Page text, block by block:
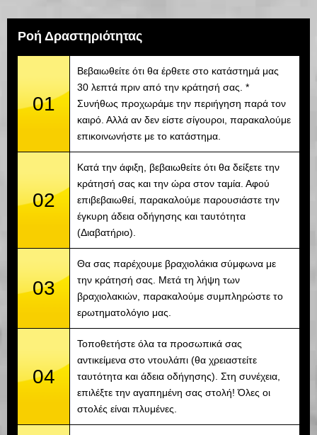
Ροή Δραστηριότητας
01
Βεβαιωθείτε ότι θα έρθετε στο κατάστημά μας
30 λεπτά πριν από την κράτησή σας. *
Συνήθως προχωράμε την περιήγηση παρά τον
καιρό. Αλλά αν δεν είστε σίγουροι, παρακαλούμε
επικοινωνήστε με το κατάστημα.
02
Κατά την άφιξη, βεβαιωθείτε ότι θα δείξετε την
κράτησή σας και την ώρα στον ταμία. Αφού
επιβεβαιωθεί, παρακαλούμε παρουσιάστε την
έγκυρη άδεια οδήγησης και ταυτότητα
(Διαβατήριο).
03
Θα σας παρέχουμε βραχιολάκια σύμφωνα με
την κράτησή σας. Μετά τη λήψη των
βραχιολακιών, παρακαλούμε συμπληρώστε το
ερωτηματολόγιο μας.
04
Τοποθετήστε όλα τα προσωπικά σας
αντικείμενα στο ντουλάπι (θα χρειαστείτε
ταυτότητα και άδεια οδήγησης). Στη συνέχεια,
επιλέξτε την αγαπημένη σας στολή! Όλες οι
στολές είναι πλυμένες.